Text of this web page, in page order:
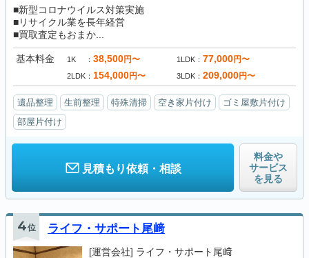
■新型コロナウイルス対策実施
■リサイクル業を長年経営
■買取査定もおまか...
基本料金 1K 38,500円〜 1LDK 77,000円〜
2LDK 154,000円〜 3LDK 209,000円〜
遺品整理 生前整理 特殊清掃 空き家片付け
ゴミ屋敷片付け
部屋片付け
見積もり依頼・相談
料金や
サービス
を見る
4位 ライフ・サポート尾﨑
[運営会社] ライフ・サポート尾﨑